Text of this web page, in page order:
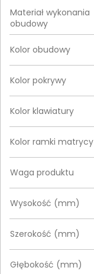
Materiał wykonania
obudowy
Kolor obudowy
Kolor pokrywy
Kolor klawiatury
Kolor ramki matrycy
Waga produktu
Wysokość (mm)
Szerokość (mm)
Głębokość (mm)